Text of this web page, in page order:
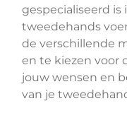
gespecialiseerd is
tweedehands
de verschillende
en te kiezen voor
jouw wensen en
van je